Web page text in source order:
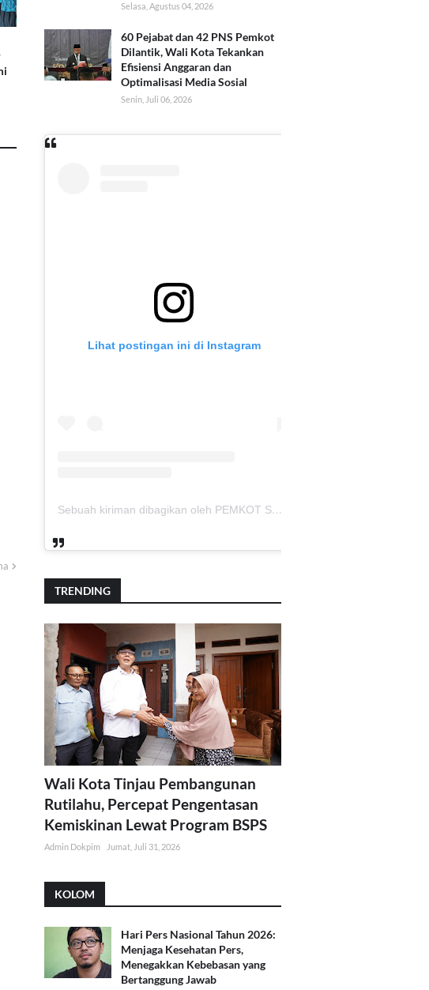
Selasa, Agustus 04, 2026
60 Pejabat dan 42 PNS Pemkot
Dilantik, Wali Kota Tekankan
Efisiensi Anggaran dan
Optimalisasi Media Sosial
Senin, Juli 06, 2026
Lihat postingan ini di Instagram
Sebuah kiriman dibagikan oleh PEMKOT SUKABUMI (@pemkotsukabumi_)
TRENDING
Wali Kota Tinjau Pembangunan
Rutilahu, Percepat Pengentasan
Kemiskinan Lewat Program BSPS
Admin Dokpim Jumat, Juli 31, 2026
KOLOM
Hari Pers Nasional Tahun 2026:
Menjaga Kesehatan Pers,
Menegakkan Kebebasan yang
Bertanggung Jawab